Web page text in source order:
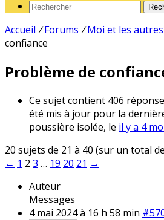
Accueil / Forums / Moi et les autres
confiance
Problème de
Ce sujet contient 406
été mis à jour pour la
poussière isolée, le il y a 4
20 sujets de 21 à 40 (sur un total
← 1 2 3 … 19 20 21 →
Auteur
Messages
4 mai 2024 à 16 h 58 min